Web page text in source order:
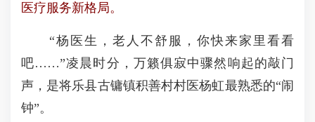
医疗服务新格局。
“杨医生，老人不舒服，你快来家里看看
吧……”凌晨时分，万籁俱寂中骤然响起的敲门
声，是将乐县古镛镇积善村村医杨虹最熟悉的“闹
钟”。